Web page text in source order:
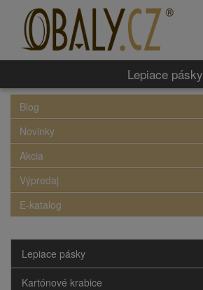
Lepiace pásky
Blog
Novinky
Akcia
Výpredaj
E-katalog
Lepiace pásky
Kartónové krabice